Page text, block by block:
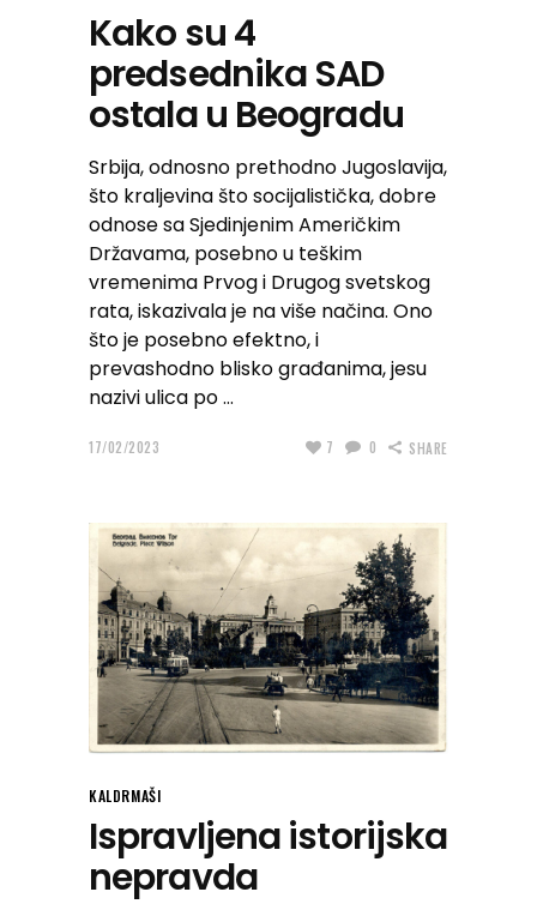
Kako su 4
predsednika SAD
ostala u Beogradu
Srbija, odnosno prethodno Jugoslavija,
što kraljevina što socijalistička, dobre
odnose sa Sjedinjenim Američkim
Državama, posebno u teškim
vremenima Prvog i Drugog svetskog
rata, iskazivala je na više načina. Ono
što je posebno efektno, i
prevashodno blisko građanima, jesu
nazivi ulica po
17/02/2023 7 0 SHARE
KALDRMAŠI
Ispravljena istorijska
nepravda